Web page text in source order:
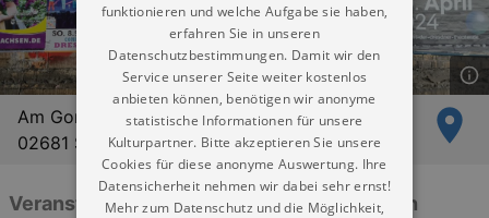
Am Gondelteich
02681 Schirgiswalde
Veranstaltungen: „Festzelt am Gondelteich
funktionieren und welche Aufgabe sie haben,
erfahren Sie in unseren
Datenschutzbestimmungen. Damit wir den
Service unserer Seite weiter kostenlos
anbieten können, benötigen wir anonyme
statistische Informationen für unsere
Kulturpartner. Bitte akzeptieren Sie unsere
Cookies für diese anonyme Auswertung. Ihre
Datensicherheit nehmen wir dabei sehr ernst!
Mehr zum Datenschutz und die Möglichkeit,